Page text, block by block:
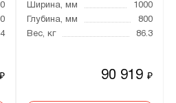
₽
Ширина, мм
1000
Глубина, мм
800
Вес, кг
86.3
90 919₽